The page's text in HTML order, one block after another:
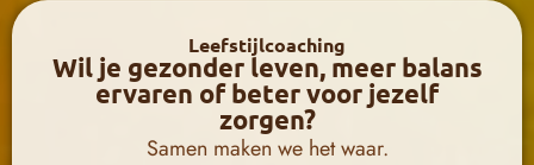
Leefstijlcoaching
Wil je gezonder leven, meer balans
ervaren of beter voor jezelf
zorgen?
Samen maken we het waar.